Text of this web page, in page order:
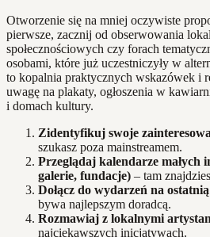
Otworzenie się na mniej oczywiste
pierwsze, zacznij od obserwowania
społecznościowych czy forach
osobami, które już uczestniczyły w
to kopalnia praktycznych wskazówek i
uwagę na plakaty, ogłoszenia w
i domach kultury.
Zidentyfikuj swoje
szukasz poza mainstreamem.
Przeglądaj kalendarze
galerie, fundacje) – tam
Dołącz do wydarzeń na
bywa najlepszym doradcą.
Rozmawiaj z lokalnymi
najciekawszych inicjatywach.